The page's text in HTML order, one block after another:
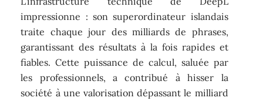
impressionne : son superordinateur islandais
traite chaque jour des milliards de phrases,
garantissant des résultats à la fois rapides et
fiables. Cette puissance de calcul, saluée par
les professionnels, a contribué à hisser la
société à une valorisation dépassant le milliard